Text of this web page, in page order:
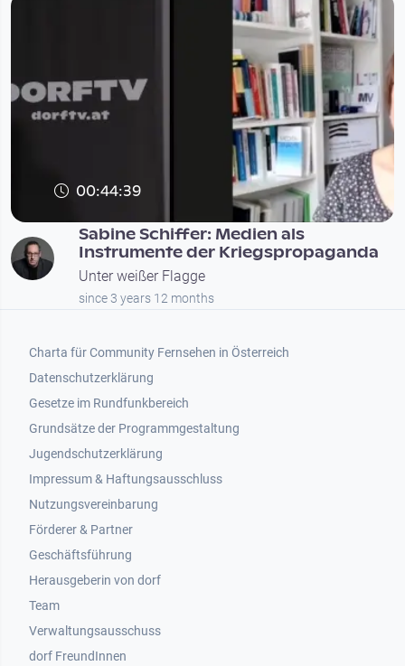
00:44:39
Sabine Schiffer: Medien als
Instrumente der Kriegspropaganda
Unter weißer Flagge
since 3 years 12 months
Footer 1
Charta für Community Fernsehen in Österreich
Datenschutzerklärung
Gesetze im Rundfunkbereich
Grundsätze der Programmgestaltung
Jugendschutzerklärung
Impressum & Haftungsausschluss
Nutzungsvereinbarung
Footer 2
Förderer & Partner
Geschäftsführung
Herausgeberin von dorf
Team
Verwaltungsausschuss
dorf FreundInnen